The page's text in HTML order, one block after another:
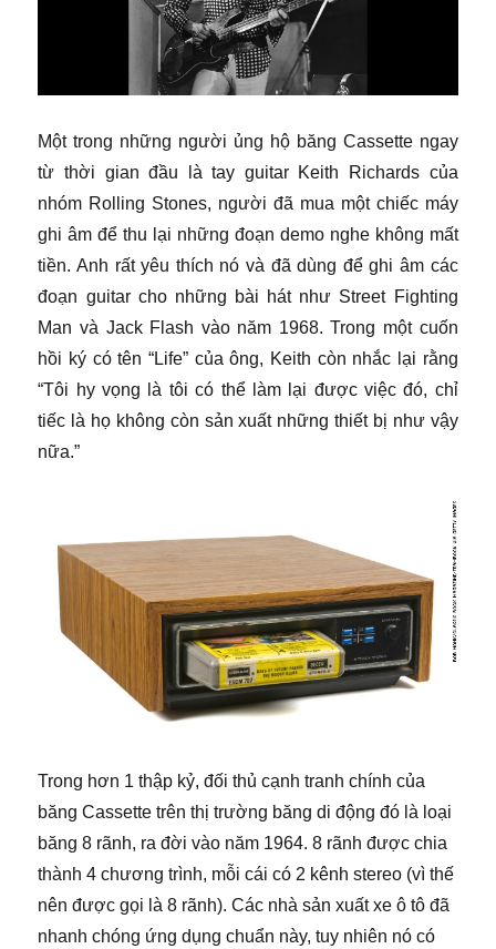
Một trong những người ủng hộ băng Cassette ngay
từ thời gian đầu là tay guitar Keith Richards của
nhóm Rolling Stones, người đã mua một chiếc máy
ghi âm để thu lại những đoạn demo nghe không mất
tiền. Anh rất yêu thích nó và đã dùng để ghi âm các
đoạn guitar cho những bài hát như Street Fighting
Man và Jack Flash vào năm 1968. Trong một cuốn
hồi ký có tên “Life” của ông, Keith còn nhắc lại rằng
“Tôi hy vọng là tôi có thể làm lại được việc đó, chỉ
tiếc là họ không còn sản xuất những thiết bị như vậy
nữa.”
​Trong hơn 1 thập kỷ, đối thủ cạnh tranh chính của
băng Cassette trên thị trường băng di động đó là loại
băng 8 rãnh, ra đời vào năm 1964. 8 rãnh được chia
thành 4 chương trình, mỗi cái có 2 kênh stereo (vì thế
nên được gọi là 8 rãnh). Các nhà sản xuất xe ô tô đã
nhanh chóng ứng dụng chuẩn này, tuy nhiên nó có